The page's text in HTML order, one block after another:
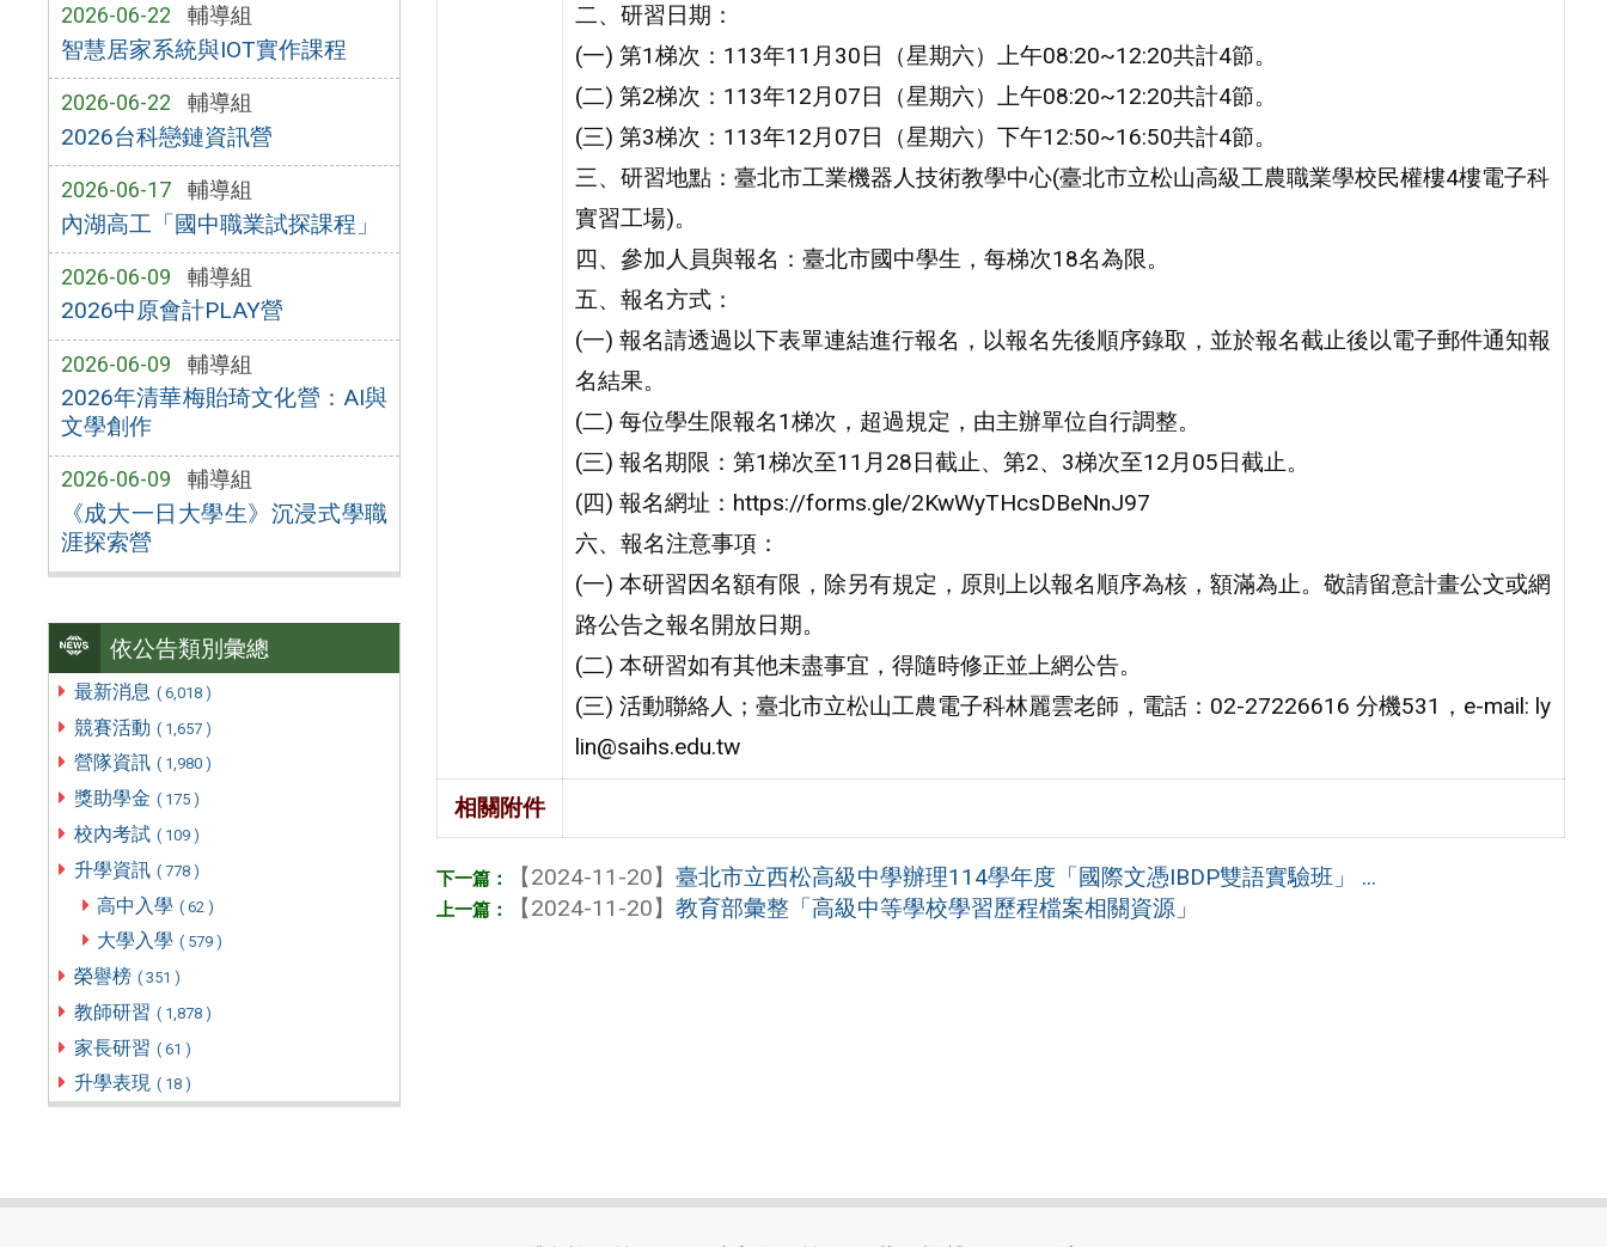
2026-06-22 輔導組
智慧居家系統與IOT實作課程
2026-06-22 輔導組
2026台科戀鏈資訊營
2026-06-17 輔導組
內湖高工「國中職業試探課程」
2026-06-09 輔導組
2026中原會計PLAY營
2026-06-09 輔導組
2026年清華梅貽琦文化營：AI與
文學創作
2026-06-09 輔導組
《成大一日大學生》沉浸式學職
涯探索營
依公告類別彙總
最新消息 ( 6,018 )
競賽活動 ( 1,657 )
營隊資訊 ( 1,980 )
獎助學金 ( 175 )
校內考試 ( 109 )
升學資訊 ( 778 )
高中入學 ( 62 )
大學入學 ( 579 )
榮譽榜 ( 351 )
教師研習 ( 1,878 )
家長研習 ( 61 )
升學表現 ( 18 )
二、研習日期：
(一) 第1梯次：113年11月30日（星期六）上午08:20~12:20共計4節。
(二) 第2梯次：113年12月07日（星期六）上午08:20~12:20共計4節。
(三) 第3梯次：113年12月07日（星期六）下午12:50~16:50共計4節。
三、研習地點：臺北市工業機器人技術教學中心(臺北市立松山高級工農職業學校民權樓4樓電子科
實習工場)。
四、參加人員與報名：臺北市國中學生，每梯次18名為限。
五、報名方式：
(一) 報名請透過以下表單連結進行報名，以報名先後順序錄取，並於報名截止後以電子郵件通知報
名結果。
(二) 每位學生限報名1梯次，超過規定，由主辦單位自行調整。
(三) 報名期限：第1梯次至11月28日截止、第2、3梯次至12月05日截止。
(四) 報名網址：https://forms.gle/2KwWyTHcsDBeNnJ97
六、報名注意事項：
(一) 本研習因名額有限，除另有規定，原則上以報名順序為核，額滿為止。敬請留意計畫公文或網
路公告之報名開放日期。
(二) 本研習如有其他未盡事宜，得隨時修正並上網公告。
(三) 活動聯絡人；臺北市立松山工農電子科林麗雲老師，電話：02-27226616 分機531，e-mail: ly
lin@saihs.edu.tw
相關附件
【2024-11-20】臺北市立西松高級中學辦理114學年度「國際文憑IBDP雙語實驗班」 ...
【2024-11-20】教育部彙整「高級中等學校學習歷程檔案相關資源」